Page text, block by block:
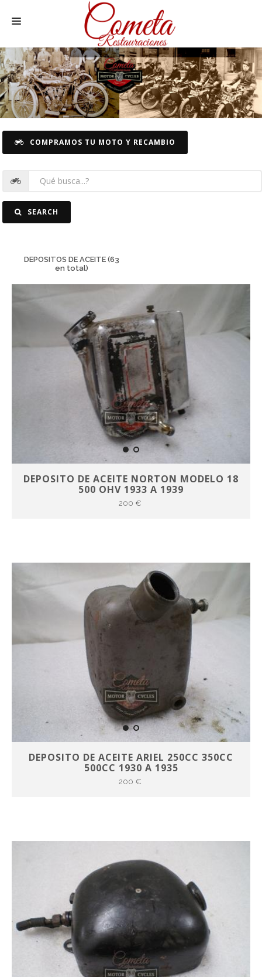
HOME
MOTOS NACIONALES Y OTRAS
REC. MOTOS
COMPRAMOS TU MOTO Y RECAMBIO
SEARCH
DEPOSITOS DE ACEITE (63
en total)
DEPOSITO DE ACEITE NORTON MODELO 18
500 OHV 1933 A 1939
200 €
DEPOSITO DE ACEITE ARIEL 250CC 350CC
500CC 1930 A 1935
200 €